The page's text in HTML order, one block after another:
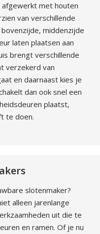
met houten
van verschillende
middenzijde
laten plaatsen aan
brengt verschillende
verzekerd van
en daarnaast kies je
dan ook snel een
plaatst,
te doen.
slotenmaker?
alleen jarenlange
uit die te
en ramen. Of je nu